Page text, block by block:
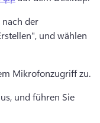
nach der
und wählen
und führen Sie